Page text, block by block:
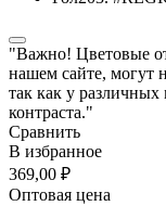
"Важно! Цветовые
нашем сайте, могут
так как у
контраста."
Сравнить
В избранное
369,00 ₽
Оптовая цена